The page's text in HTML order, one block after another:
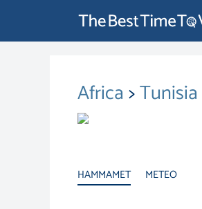
Africa>Tunisia
HAMMAMET METEO